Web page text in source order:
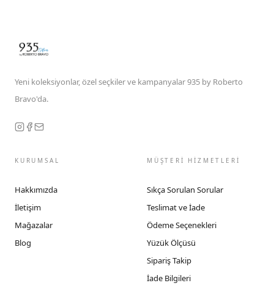
Yeni koleksiyonlar, özel seçkiler ve kampanyalar 935 by Roberto
Bravo'da.
KURUMSAL
Hakkımızda
İletişim
Mağazalar
Blog
MÜŞTERİ HİZMETLERİ
Sıkça Sorulan Sorular
Teslimat ve İade
Ödeme Seçenekleri
Yüzük Ölçüsü
Sipariş Takip
İade Bilgileri